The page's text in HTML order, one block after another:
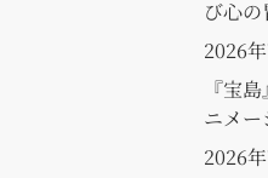
び心
2026
『宝
ニメー
2026